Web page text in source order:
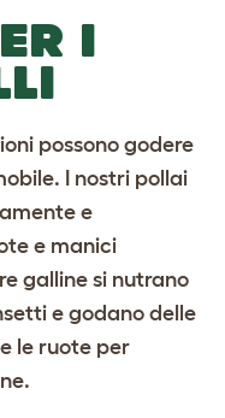
I
possono godere
I nostri pollai
e
e manici
galline si nutrano
e godano delle
le ruote per